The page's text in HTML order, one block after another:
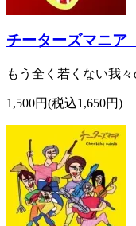
チーターズマニア
もう全く若くない我
1,500円(税込1,650円)